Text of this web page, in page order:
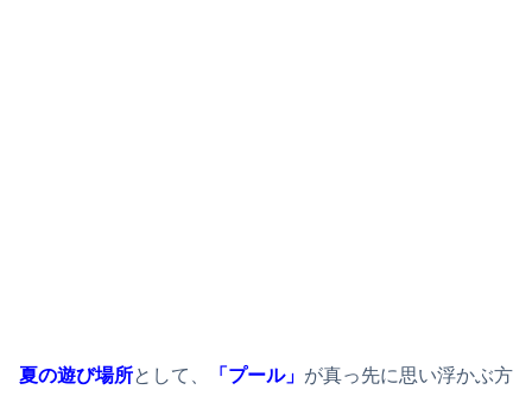
夏の遊び場所として、 「プール」 が真っ先に思い浮かぶ方